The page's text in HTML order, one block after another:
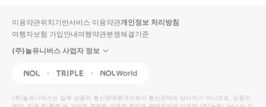
입니
다.
높
동
순
상
이용약관위치기반서비스 이용약관개인정보 처리방침
여행자보험 가입안내여행약관분쟁해결기준
(주)놀유니버스 사업자 정보
NOL Triple Interpark Global
(주)놀유니버스는 일부 상품의 통신판매중개자로서 통신판매의 당사자가 아니므로, 상품의